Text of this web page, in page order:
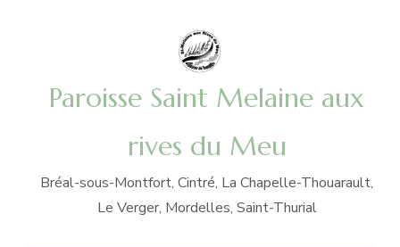
Paroisse Saint Melaine aux
rives du Meu
Bréal-sous-Montfort, Cintré, La Chapelle-Thouarault,
Le Verger, Mordelles, Saint-Thurial